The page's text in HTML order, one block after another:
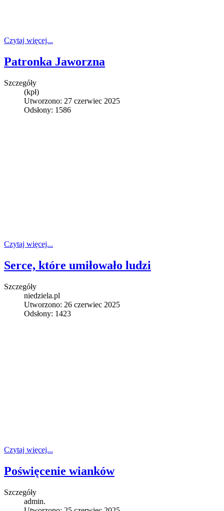
Czytaj więcej...
Patronka Jaworzna
Szczegóły
(kpł)
Utworzono: 27 czerwiec 2025
Odsłony: 1586
Czytaj więcej...
Serce, które umiłowało ludzi
Szczegóły
niedziela.pl
Utworzono: 26 czerwiec 2025
Odsłony: 1423
Czytaj więcej...
Poświęcenie wianków
Szczegóły
admin.